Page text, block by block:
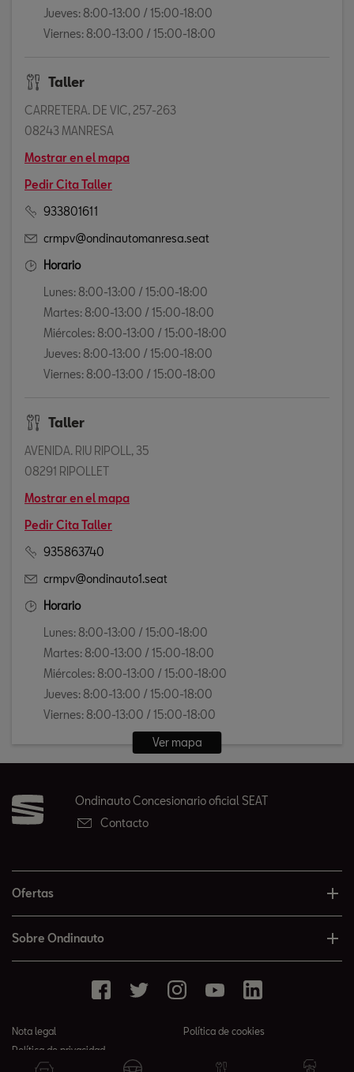
Jueves: 8:00-13:00 / 15:00-18:00
Viernes: 8:00-13:00 / 15:00-18:00
Taller
CARRETERA. DE VIC, 257-263
08243 MANRESA
Mostrar en el mapa
Pedir Cita Taller
933801611
crmpv@ondinautomanresa.seat
Horario
Lunes: 8:00-13:00 / 15:00-18:00
Martes: 8:00-13:00 / 15:00-18:00
Miércoles: 8:00-13:00 / 15:00-18:00
Jueves: 8:00-13:00 / 15:00-18:00
Viernes: 8:00-13:00 / 15:00-18:00
Taller
AVENIDA. RIU RIPOLL, 35
08291 RIPOLLET
Mostrar en el mapa
Pedir Cita Taller
935863740
crmpv@ondinauto1.seat
Horario
Lunes: 8:00-13:00 / 15:00-18:00
Martes: 8:00-13:00 / 15:00-18:00
Miércoles: 8:00-13:00 / 15:00-18:00
Jueves: 8:00-13:00 / 15:00-18:00
Viernes: 8:00-13:00 / 15:00-18:00
Ver mapa
Ondinauto Concesionario oficial SEAT
Contacto
Ofertas
Sobre Ondinauto
Nota legal
Política de cookies
Política de privacidad